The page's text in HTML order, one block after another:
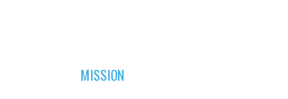
MISSION